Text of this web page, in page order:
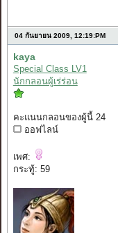
04 กันยายน 2009, 12:19:PM
kaya
Special Class LV1
นักกลอนผู้เร่ร่อน
คะแนนกลอนของผู้นี้ 24
ออฟไลน์
เพศ:
กระทู้: 59